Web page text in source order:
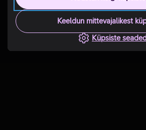
Keeldun mittevajalikest
Küpsiste